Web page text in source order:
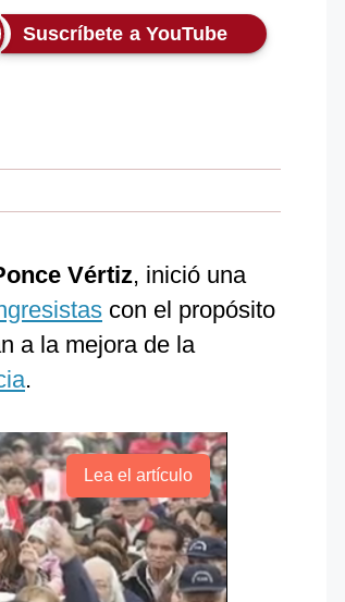
Suscríbete a YouTube
Vértiz, inició una
con el propósito
a la mejora de la
.
Lea el artículo